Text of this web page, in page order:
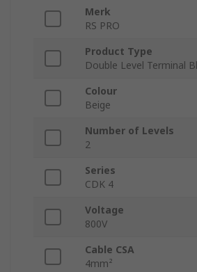
Merk
RS PRO
Product Type
Double Level Terminal
Colour
Beige
Number of Levels
2
Series
CDK 4
Voltage
800V
Cable CSA
4mm²